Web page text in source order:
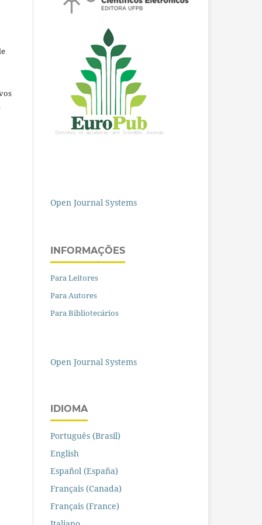
Open Journal Systems
INFORMAÇÕES
Para Leitores
Para Autores
Para Bibliotecários
Open Journal Systems
IDIOMA
Português (Brasil)
English
Español (España)
Français (Canada)
Français (France)